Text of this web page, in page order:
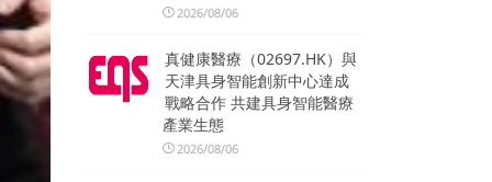
2026/08/06
真健康醫療（02697.HK）與
天津具身智能創新中心達成
戰略合作 共建具身智能醫療
產業生態
2026/08/06